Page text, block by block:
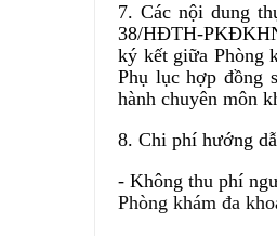
7. Các nội dung
38/HĐTH-
ký kết giữa Phòng
Phụ lục hợp đồng
hành chuyên môn
8. Chi phí hướng
- Không thu phí
Phòng khám đa